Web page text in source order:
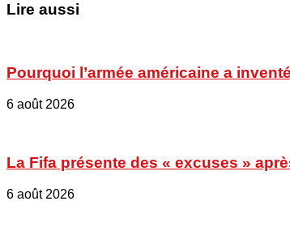
Lire aussi
Pourquoi l’armée américaine a
6 août 2026
La Fifa présente des « excuses »
6 août 2026